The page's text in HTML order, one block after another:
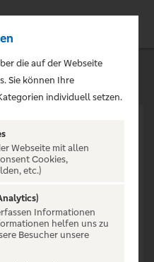
NICHT
die auf der Webseite
Sie können Ihre
individuell setzen.
Webseite mit allen
Cookies,
etc.)
Informationen
helfen uns zu
Besucher unsere